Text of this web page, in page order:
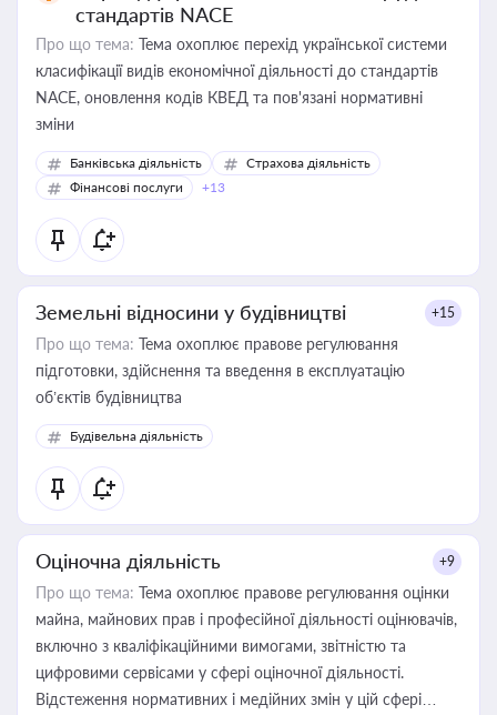
стандартів NACE
Про що тема: Тема охоплює перехід української системи
класифікації видів економічної діяльності до стандартів
NACE, оновлення кодів КВЕД та пов'язані нормативні
зміни
Банківська діяльність
Страхова діяльність
Фінансові послуги
+13
Земельні відносини у будівництві +15
Про що тема: Тема охоплює правове регулювання
підготовки, здійснення та введення в експлуатацію
об’єктів будівництва
Будівельна діяльність
Оціночна діяльність +9
Про що тема: Тема охоплює правове регулювання оцінки
майна, майнових прав і професійної діяльності оцінювачів,
включно з кваліфікаційними вимогами, звітністю та
цифровими сервісами у сфері оціночної діяльності.
Відстеження нормативних і медійних змін у цій сфері